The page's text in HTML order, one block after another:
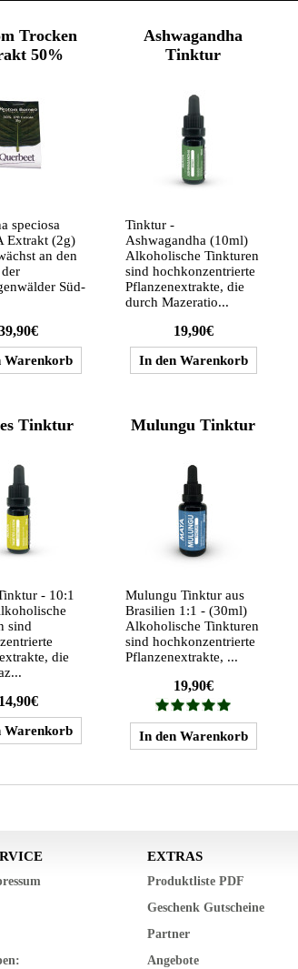
Trocken
50%
speciosa
Extrakt (2g)
an den
Süd-
Ashwagandha
Tinktur
Tinktur -
Ashwagandha (10ml)
Alkoholische Tinkturen
sind hochkonzentrierte
Pflanzenextrakte, die
durch Mazeratio...
19,90€
Tinktur
- 10:1
sind
die
14,90€
Mulungu Tinktur
Mulungu Tinktur aus
Brasilien 1:1 - (30ml)
Alkoholische Tinkturen
sind hochkonzentrierte
Pflanzenextrakte, ...
19,90€
EXTRAS
Produktliste PDF
Geschenk Gutscheine
Partner
Angebote